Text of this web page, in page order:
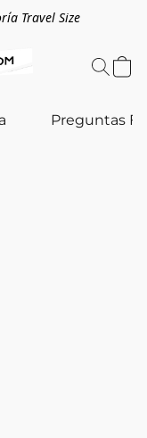
Travel Size
Preguntas